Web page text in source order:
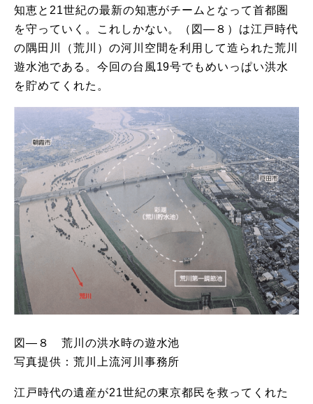
知恵と21世紀の最新の知恵がチームとなって首都圏
を守っていく。これしかない。（図―８）は江戸時代
の隅田川（荒川）の河川空間を利用して造られた荒川
遊水池である。今回の台風19号でもめいっぱい洪水
を貯めてくれた。
図―８ 荒川の洪水時の遊水池
写真提供：荒川上流河川事務所
江戸時代の遺産が21世紀の東京都民を救ってくれた